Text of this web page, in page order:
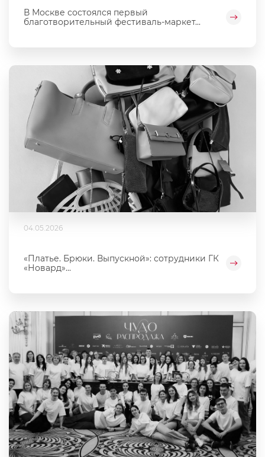
В Москве состоялся первый
благотворительный фестиваль‑маркет...
04.05.2026
«Платье. Брюки. Выпускной»: сотрудники ГК
«Новард»...